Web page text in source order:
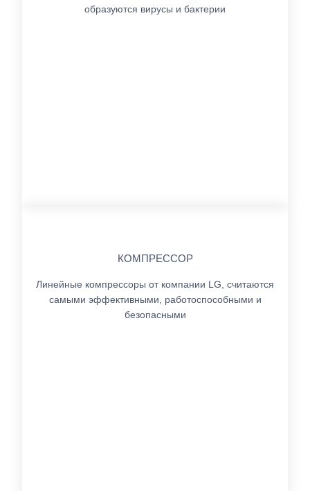
образуются вирусы и бактерии
КОМПРЕССОР
Линейные компрессоры от компании LG, считаются
самыми эффективными, работоспособными и
безопасными